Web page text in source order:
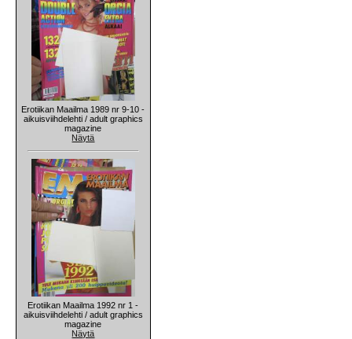
Erotiikan Maailma 1989 nr 9-10 -
aikuisviihdelehti / adult graphics
magazine
Näytä
Erotiikan Maailma 1992 nr 1 -
aikuisviihdelehti / adult graphics
magazine
Näytä